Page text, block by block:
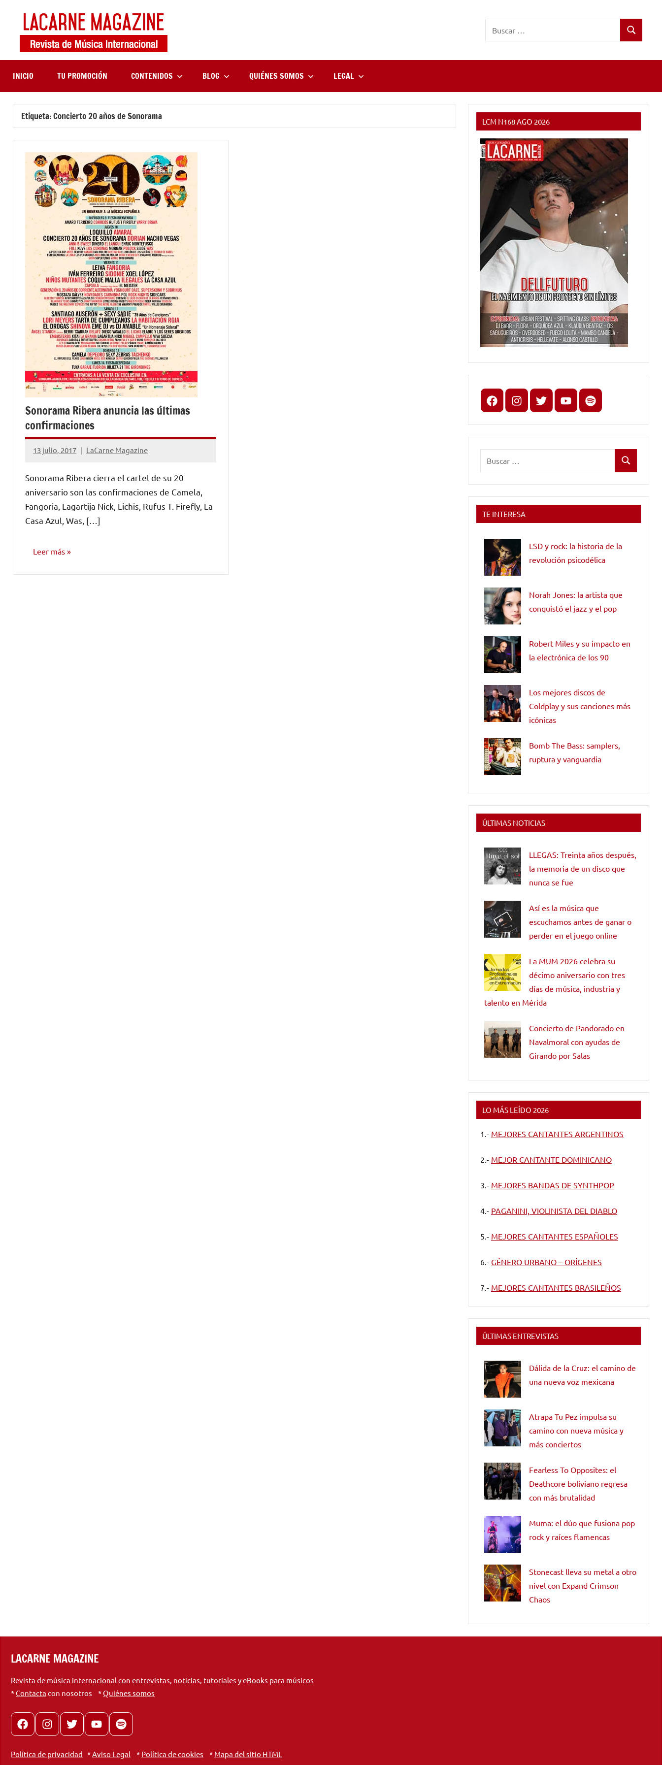
contenido
Magazine
música
internacional
Buscar
INICIO TU PROMOCIÓN CONTENIDOS BLOG QUIÉNES SOMOS LEGAL
Etiqueta:Concierto 20 años de Sonorama
Sonorama Ribera anuncia las últimas
confirmaciones
13 julio, 2017 LaCarne Magazine
No
comentarios
Sonorama Ribera cierra el cartel de su 20
aniversario son las confirmaciones de Camela,
Fangoria, Lagartija Nick, Lichis, Rufus T. Firefly, La
Casa Azul, Was, […]
Leer más
LCM N168 AGO 2026
FacebookInstagram
X youtubespotify
Buscar
TE INTERESA
LSD y rock: la historia de la
revolución psicodélica
Norah Jones: la artista que
conquistó el jazz y el pop
Robert Miles y su impacto en
la electrónica de los 90
Los mejores discos de
Coldplay y sus canciones más
icónicas
Bomb The Bass: samplers,
ruptura y vanguardia
ÚLTIMAS NOTICIAS
LLEGAS: Treinta años después,
la memoria de un disco que
nunca se fue
Así es la música que
escuchamos antes de ganar o
perder en el juego online
La MUM 2026 celebra su
décimo aniversario con tres
días de música, industria y
talento en Mérida
Concierto de Pandorado en
Navalmoral con ayudas de
Girando por Salas
LO MÁS LEÍDO 2026
1.- MEJORES CANTANTES ARGENTINOS
2.- MEJOR CANTANTE DOMINICANO
3.- MEJORES BANDAS DE SYNTHPOP
4.- PAGANINI, VIOLINISTA DEL DIABLO
5.- MEJORES CANTANTES ESPAÑOLES
6.- GÉNERO URBANO – ORÍGENES
7.- MEJORES CANTANTES BRASILEÑOS
ÚLTIMAS ENTREVISTAS
Dálida de la Cruz: el camino de
una nueva voz mexicana
Atrapa Tu Pez impulsa su
camino con nueva música y
más conciertos
Fearless To Opposites: el
Deathcore boliviano regresa
con más brutalidad
Muma: el dúo que fusiona pop
rock y raíces flamencas
Stonecast lleva su metal a otro
nivel con Expand Crimson
Chaos
LACARNE MAGAZINE
Revista de música internacional con entrevistas, noticias, tutoriales y eBooks para músicos
*Contacta con nosotros *Quiénes somos
FacebookInstagram
X youtubespotify
Política de privacidad *Aviso Legal * Política de cookies * Mapa del sitio HTML